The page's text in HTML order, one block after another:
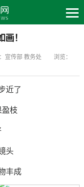
！
宣传部 教务处
浏览：
近了
盈枝
头
丰成